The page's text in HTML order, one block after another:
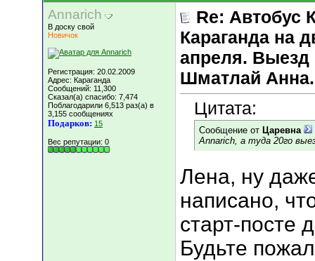
Annarich
В доску свой
Новичок
Регистрация: 20.02.2009
Адрес: Караганда
Сообщений: 11,300
Сказал(а) спасибо: 7,474
Поблагодарили 6,513 раз(а) в
3,155 сообщениях
Подарков: 15
Вес репутации: 0
Re: Автобус
Караганда на
апреля. Выезд
Шматлай Анна.
Цитата:
Сообщение от Царевна
Annarich, а туда 20го
Лена, ну
написано,
старт-посте
Будьте